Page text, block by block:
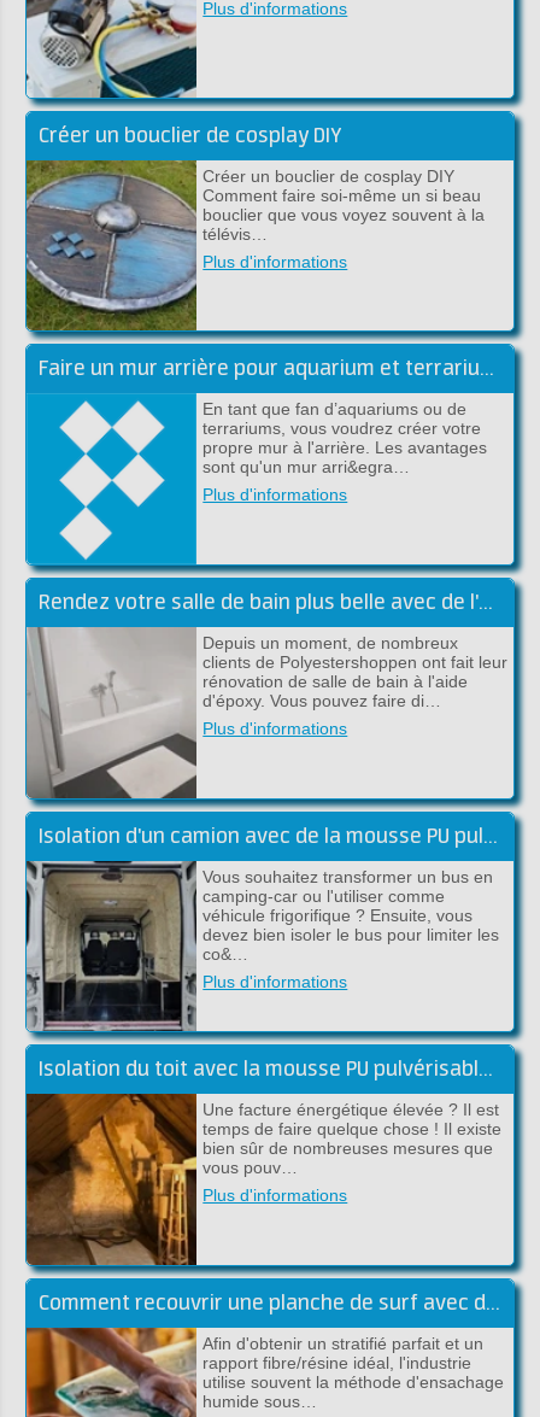
Plus d'informations
Créer un bouclier de cosplay DIY
Créer un bouclier de cosplay DIY
Comment faire soi-même un si beau
bouclier que vous voyez souvent à la
télévis…
Plus d'informations
Faire un mur arrière pour aquarium et terrarium en époxy DIY
En tant que fan d’aquariums ou de
terrariums, vous voudrez créer votre
propre mur à l'arrière. Les avantages
sont qu'un mur arri&egra…
Plus d'informations
Rendez votre salle de bain plus belle avec de l'époxy
Depuis un moment, de nombreux
clients de Polyestershoppen ont fait leur
rénovation de salle de bain à l'aide
d'époxy. Vous pouvez faire di…
Plus d'informations
Isolation d'un camion avec de la mousse PU pulvérisable
Vous souhaitez transformer un bus en
camping-car ou l'utiliser comme
véhicule frigorifique ? Ensuite, vous
devez bien isoler le bus pour limiter les
co&…
Plus d'informations
Isolation du toit avec la mousse PU pulvérisable de Froth-Pak
Une facture énergétique élevée ? Il est
temps de faire quelque chose ! Il existe
bien sûr de nombreuses mesures que
vous pouv…
Plus d'informations
Comment recouvrir une planche de surf avec du tissu en carbone et de l'époxy ?
Afin d'obtenir un stratifié parfait et un
rapport fibre/résine idéal, l'industrie
utilise souvent la méthode d'ensachage
humide sous…